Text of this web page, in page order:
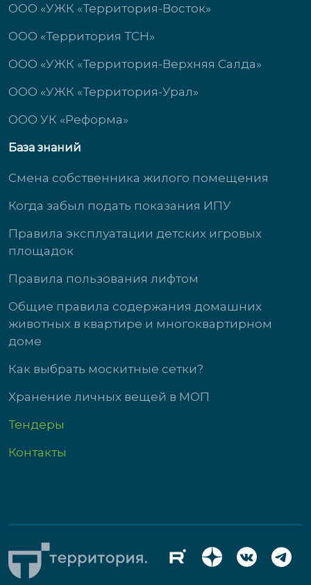
ООО «УЖК «Территория-Восток»
ООО «Территория ТСН»
ООО «УЖК «Территория-Верхняя Салда»
ООО «УЖК «Территория-Урал»
ООО УК «Реформа»
База знаний
Смена собственника жилого помещения
Когда забыл подать показания ИПУ
Правила эксплуатации детских игровых
площадок
Правила пользования лифтом
Общие правила содержания домашних
животных в квартире и многоквартирном
доме
Как выбрать москитные сетки?
Хранение личных вещей в МОП
Тендеры
Контакты